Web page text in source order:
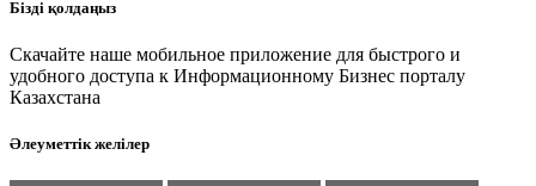
Бізді қолдаңыз
Скачайте наше мобильное приложение для быстрого и
удобного доступа к Информационному Бизнес порталу
Казахстана
Әлеуметтік желілер